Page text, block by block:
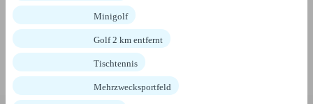
Minigolf
Golf 2 km entfernt
Tischtennis
Mehrzwecksportfeld